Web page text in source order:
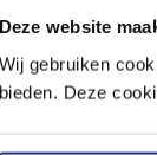
Deze website
Wij gebruiken
bieden. Deze
pagina